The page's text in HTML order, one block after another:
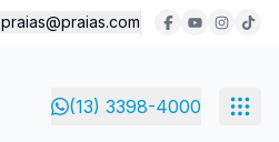
praias@praias.com
(13) 3398-4000